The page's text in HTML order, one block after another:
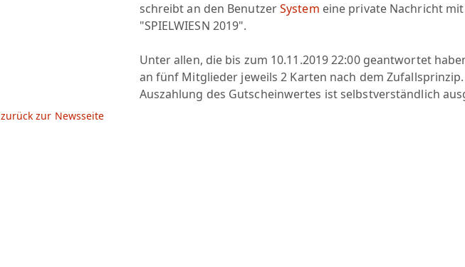
schreibt an den BenutzerSystem eine private Nachricht
"SPIELWIESN 2019".
Unter allen, die bis zum 10.11.2019 22:00 geantwortet
an fünf Mitglieder jeweils 2 Karten nach dem Zufallsprinzip.
Auszahlung des Gutscheinwertes ist selbstverständlich
zurück zur Newsseite